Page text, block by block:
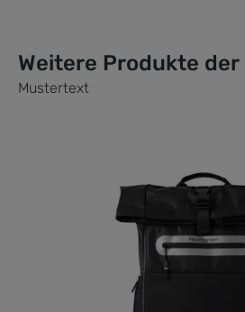
Weitere Produkte der
Mustertext